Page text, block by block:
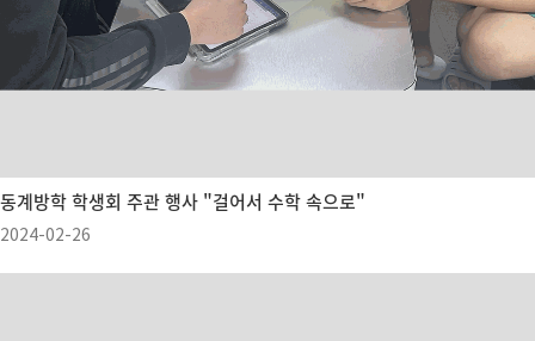
동계방학 학생회 주관 행사 "걸어서 수학 속으로"
2024-02-26